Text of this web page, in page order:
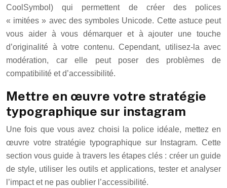
CoolSymbol) qui permettent de créer des polices
« imitées » avec des symboles Unicode. Cette astuce peut
vous aider à vous démarquer et à ajouter une touche
d’originalité à votre contenu. Cependant, utilisez-la avec
modération, car elle peut poser des problèmes de
compatibilité et d’accessibilité.
Mettre en œuvre votre stratégie
typographique sur instagram
Une fois que vous avez choisi la police idéale, mettez en
œuvre votre stratégie typographique sur Instagram. Cette
section vous guide à travers les étapes clés : créer un guide
de style, utiliser les outils et applications, tester et analyser
l’impact et ne pas oublier l’accessibilité.